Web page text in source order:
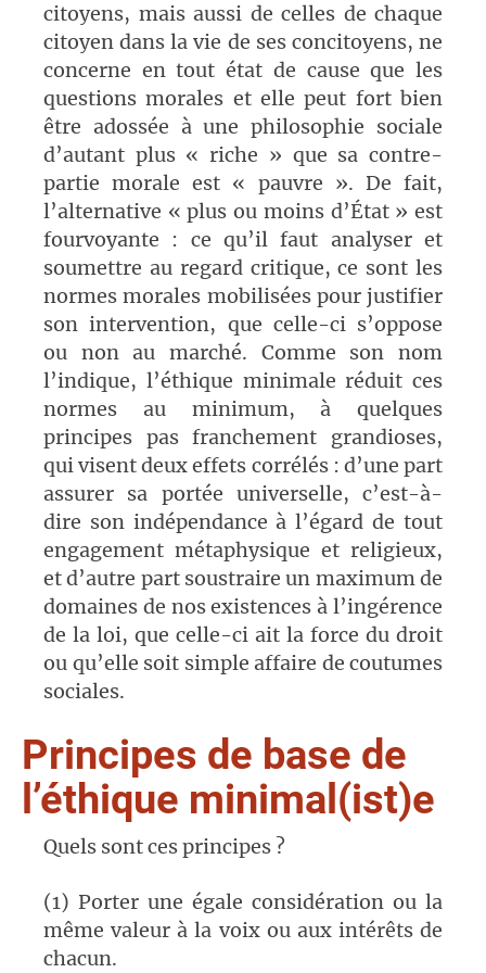
citoyens, mais aussi de celles de chaque
citoyen dans la vie de ses concitoyens, ne
concerne en tout état de cause que les
questions morales et elle peut fort bien
être adossée à une philosophie sociale
d’autant plus « riche » que sa contre-
partie morale est « pauvre ». De fait,
l’alternative « plus ou moins d’État » est
fourvoyante : ce qu’il faut analyser et
soumettre au regard critique, ce sont les
normes morales mobilisées pour justifier
son intervention, que celle-ci s’oppose
ou non au marché. Comme son nom
l’indique, l’éthique minimale réduit ces
normes au minimum, à quelques
principes pas franchement grandioses,
qui visent deux effets corrélés : d’une part
assurer sa portée universelle, c’est-à-
dire son indépendance à l’égard de tout
engagement métaphysique et religieux,
et d’autre part soustraire un maximum de
domaines de nos existences à l’ingérence
de la loi, que celle-ci ait la force du droit
ou qu’elle soit simple affaire de coutumes
sociales.
Principes de base de
l’éthique minimal(ist)e
Quels sont ces principes ?
(1) Porter une égale considération ou la
même valeur à la voix ou aux intérêts de
chacun.